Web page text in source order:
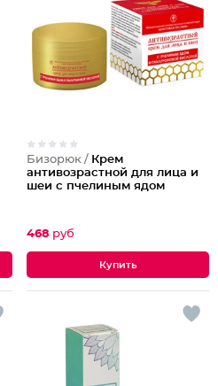
Бизорюк / Крем
антивозрастной для лица и
шеи с пчелиным ядом
468 руб